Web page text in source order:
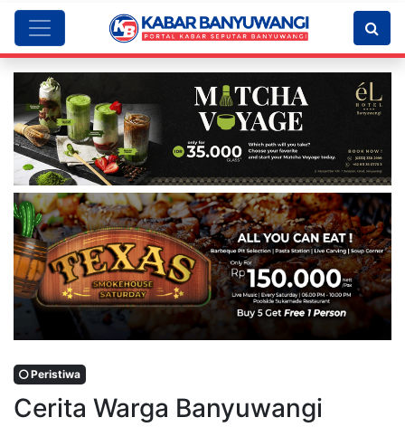
Peristiwa
Cerita Warga Banyuwangi